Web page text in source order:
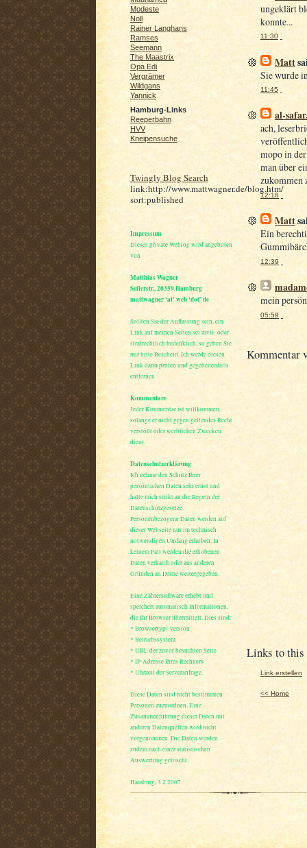
Modeste
Noll
Rainer Langhans
Ramses
Seemann
The Maastrix
Opa Edi
Vergrämer
Wildgans
Yannick
Hamburg-Links
Reeperbahn
HVV
Kneipensuche
Twingly Blog Search
link:http://www.mattwagner.de/blog.htm/
sort:published
Impressum
Dieses private Weblog wird angeboten
von
Matthias Wagner
Seilerstr., 20359 Hamburg
mattwagner ‘at’ web ‘dot’ de
Sollten Sie der Auffassung sein, ein
Link auf meinen Seiten sei zivil- oder
strafrechtlich bedenklich, so geben Sie
mir bitte Bescheid. Ich werde diesen
Link dann prüfen und gegebenenfalls
entfernen.
Kommentare
Jeder Kommentar ist willkommen,
solange er nicht gegen geltendes Recht
verstößt oder werblichen Zwecken
dient.
Datenschutzerklärung
Ich nehme den Schutz Ihrer
persönlichen Daten sehr ernst und
halte mich strikt an die Regeln der
Datenschutzgesetze.
Personenbezogene Daten werden auf
dieser Webseite nur im technisch
notwendigen Umfang erhoben. In
keinem Fall werden die erhobenen
Daten verkauft oder aus anderen
Gründen an Dritte weitergegeben.
Eine Zählersoftware erhebt und
speichert automatisch Informationen,
die Ihr Browser übermittelt. Dies sind:
* Browsertyp/-version
* Betriebssystem
* URL der zuvor besuchten Seite
* IP-Adresse Ihres Rechners
* Uhrzeit der Serveranfrage.
Diese Daten sind nicht bestimmten
Personen zuzuordnen. Eine
Zusammenführung dieser Daten mit
anderen Datenquellen wird nicht
vorgenommen. Die Daten werden
zudem nach einer statistischen
Auswertung gelöscht.
Hamburg, 3.2.2007
ungeklärt
konnte...
11:30
Matt
Sie wurde
11:45
al-
ach,
mopo in
man über
zukommen
12:18
Matt
Ein
12:39
mein
05:59
Kommentar
Links to this
Link erstellen
<< Home